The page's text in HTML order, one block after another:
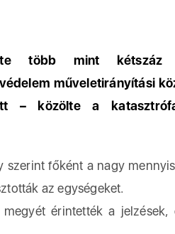
több mint
műveletirányítási
– közölte a
szerint főként a nagy
az egységeket.
érintették a